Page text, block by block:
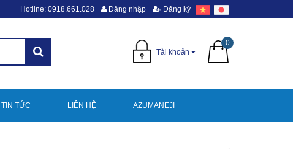
Hotline: 0918.661.028 Đăng nhập Đăng ký
Tài khoản
0
TIN TỨC LIÊN HỆ AZUMANEJI